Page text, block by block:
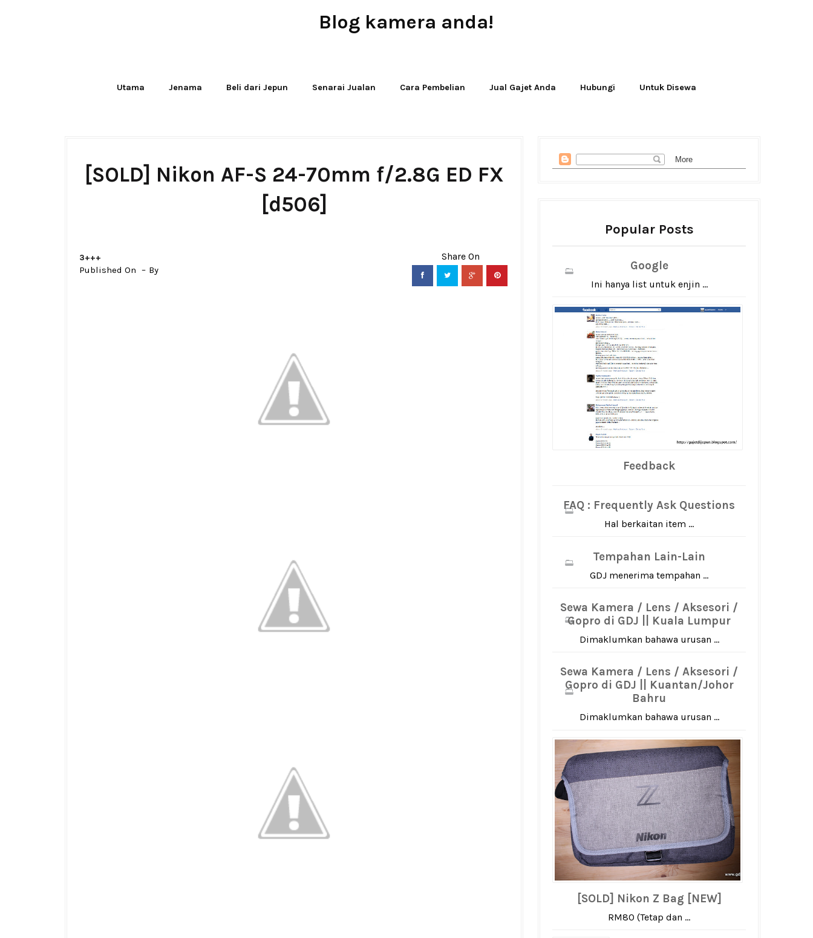
Blog kamera anda!
Utama Jenama Beli dari Jepun Senarai Jualan Cara Pembelian Jual Gajet Anda Hubungi Untuk Disewa
[SOLD] Nikon AF-S 24-70mm f/2.8G ED FX
[d506]
3+++
Published On By
Popular Posts
Google
Ini hanya list untuk enjin ...
Feedback
FAQ : Frequently Ask Questions
Hal berkaitan item ...
Tempahan Lain-Lain
GDJ menerima tempahan ...
Sewa Kamera / Lens / Aksesori /
Gopro di GDJ || Kuala Lumpur
Dimaklumkan bahawa urusan ...
Sewa Kamera / Lens / Aksesori /
Gopro di GDJ || Kuantan/Johor
Bahru
Dimaklumkan bahawa urusan ...
[SOLD] Nikon Z Bag [NEW]
RM80 (Tetap dan ...